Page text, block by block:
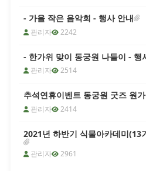
- 가을 작은 음악회 - 행사 안내
관리자
2242
- 한가위 맞이 동궁원 나들이 - 행
관리자
2514
추석연휴이벤트 동궁원 굿즈 원
관리자
2414
2021년 하반기 식물아카데미(13
관리자
2961